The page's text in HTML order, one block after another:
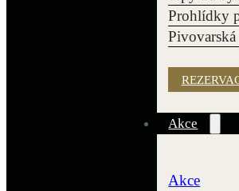
Prohlídky
Akce
Akce